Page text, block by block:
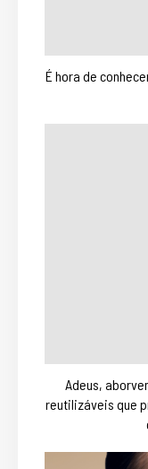
É hora de
Adeus,
reutilizáveis que